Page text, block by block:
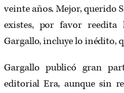
veinte años. Mejor, querido
existes, por favor
Gargallo, incluye lo inédito,
Gargallo publicó gran
editorial Era, aunque sin